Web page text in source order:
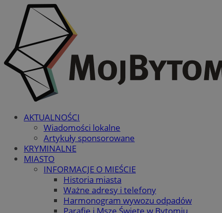
AKTUALNOŚCI
Wiadomości lokalne
Artykuły sponsorowane
KRYMINALNE
MIASTO
INFORMACJE O MIEŚCIE
Historia miasta
Ważne adresy i telefony
Harmonogram wywozu odpadów